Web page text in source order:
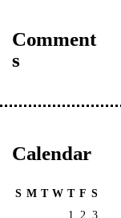
Comment
s
Calendar
S M T W T F S
1 2 3